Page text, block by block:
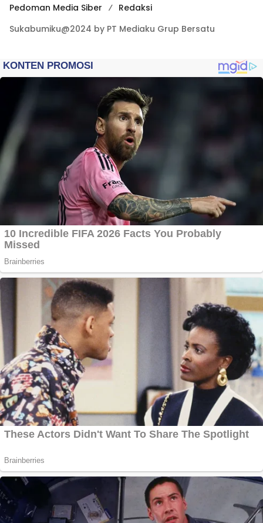
Pedoman Media Siber
Redaksi
Sukabumiku@2024 by PT Mediaku Grup Bersatu